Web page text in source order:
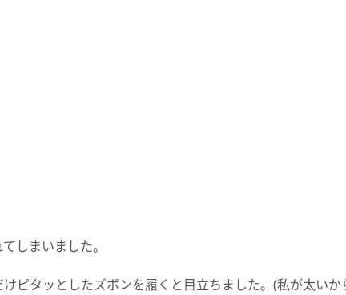
しまいました。
ピタッとしたズボンを履くと目立ちました。(私が太い